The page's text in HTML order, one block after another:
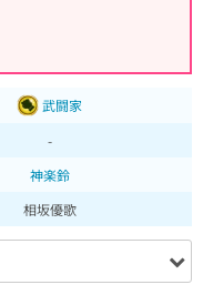
武闘家
-
神楽鈴
相坂優歌